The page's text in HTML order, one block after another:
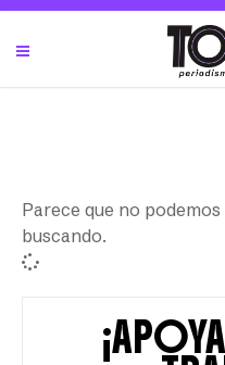
Parece que no
buscando.